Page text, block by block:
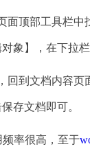
顶部工具栏中
象】，在下拉
到文档内容页
存文档即可。
率很高，至于